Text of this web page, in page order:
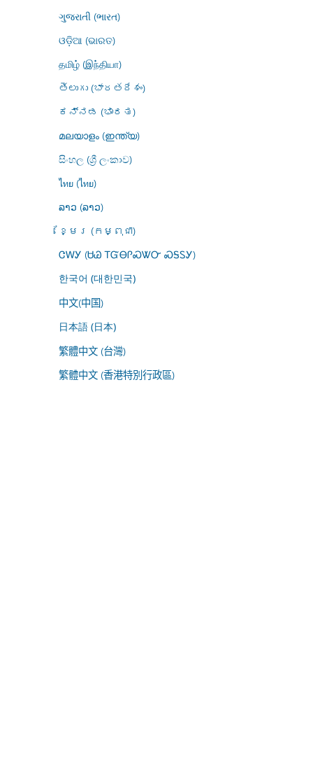
ગુજરાતી (ભારત)
ଓଡ଼ିଆ (ଭାରତ)
தமிழ் (இந்தியா)
తెలుగు (భారతదేశం)
ಕನ್ನಡ (ಭಾರತ)
മലയാളം (ഇന്ത്യ)
සිංහල (ශ්‍රී ලංකාව)
ไทย (ไทย)
ລາວ (ລາວ)
ខ្មែរ (កម្ពុជា)
ᏣᎳᎩ (ᏌᏊ ᎢᏳᎾᎵᏍᏔᏅ ᏍᎦᏚᎩ)
한국어 (대한민국)
中文(中国)
日本語 (日本)
繁體中文 (台灣)
繁體中文 (香港特別行政區)